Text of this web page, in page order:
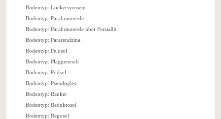
Bodentyp: Lockersyrosem
Bodentyp: Parabraunerde
Bodentyp: Parabraunerde über Fersiallit
Bodentyp: Pararendzina
Bodentyp: Pelosol
Bodentyp: Plaggenesch
Bodentyp: Podsol
Bodentyp: Pseudogley
Bodentyp: Ranker
Bodentyp: Reduktosol
Bodentyp: Regosol